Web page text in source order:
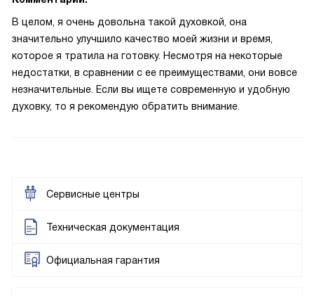
В целом, я очень довольна такой духовкой, она
значительно улучшило качество моей жизни и время,
которое я тратила на готовку. Несмотря на некоторые
недостатки, в сравнении с ее преимуществами, они вовсе
незначительные. Если вы ищете современную и удобную
духовку, то я рекомендую обратить внимание.
Сервисные центры
Техническая документация
Официальная гарантия